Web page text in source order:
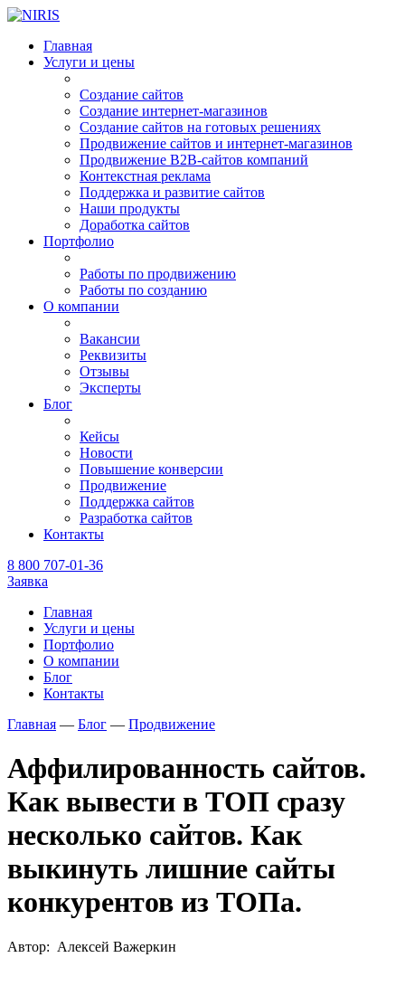
Главная
Услуги и цены
Создание сайтов
Создание интернет-магазинов
Создание сайтов на готовых решениях
Продвижение сайтов и интернет-магазинов
Продвижение B2B-сайтов компаний
Контекстная реклама
Поддержка и развитие сайтов
Наши продукты
Доработка сайтов
Портфолио
Работы по продвижению
Работы по созданию
О компании
Вакансии
Реквизиты
Отзывы
Эксперты
Блог
Кейсы
Новости
Повышение конверсии
Продвижение
Поддержка сайтов
Разработка сайтов
Контакты
8 800 707-01-36
Заявка
Главная
Услуги и цены
Портфолио
О компании
Блог
Контакты
Главная — Блог — Продвижение
Аффилированность сайтов.
Как вывести в ТОП сразу
несколько сайтов. Как
выкинуть лишние сайты
конкурентов из ТОПа.
Автор: Алексей Важеркин